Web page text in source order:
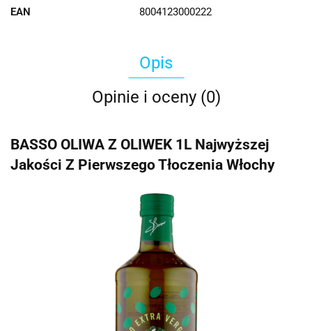
EAN 8004123000222
Opis
Opinie i oceny (0)
BASSO OLIWA Z OLIWEK 1L Najwyższej
Jakości Z Pierwszego Tłoczenia Włochy